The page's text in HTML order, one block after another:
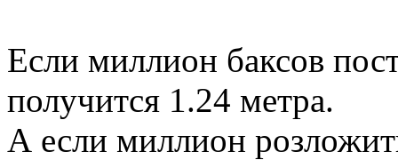
Если миллион баксов
получится 1.24 метра.
А если миллион